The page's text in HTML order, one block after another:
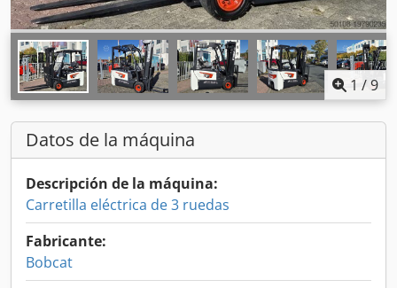
1 /9
Datos de la máquina
Descripción de la máquina:
Carretilla eléctrica de 3 ruedas
Fabricante:
Bobcat